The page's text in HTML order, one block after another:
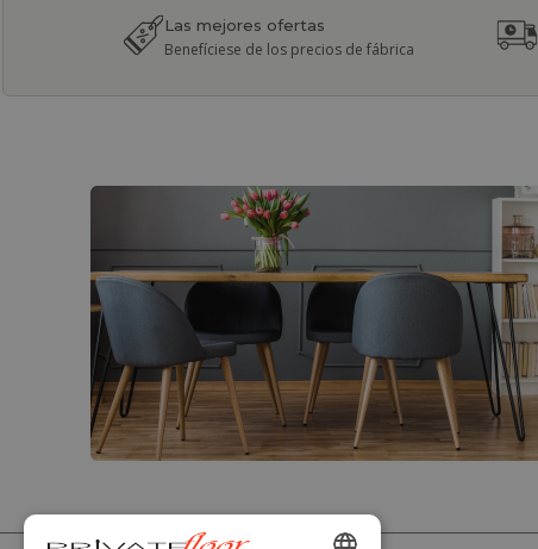
Las mejores ofertas
Benefíciese de los precios de fábrica